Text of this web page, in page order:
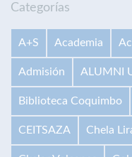
Categorías
A+S Academia
Admisión ALUMNI
Biblioteca Coquimbo
CEITSAZA Chela